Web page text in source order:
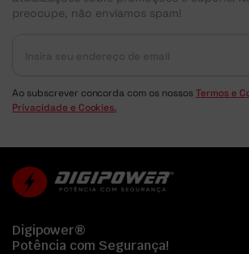
preocupe, não enviamos spam!
Ao subscrever concorda com os nossosTermos e
Privacidade e Cookies.
Digipower®
Potência com Segurança!